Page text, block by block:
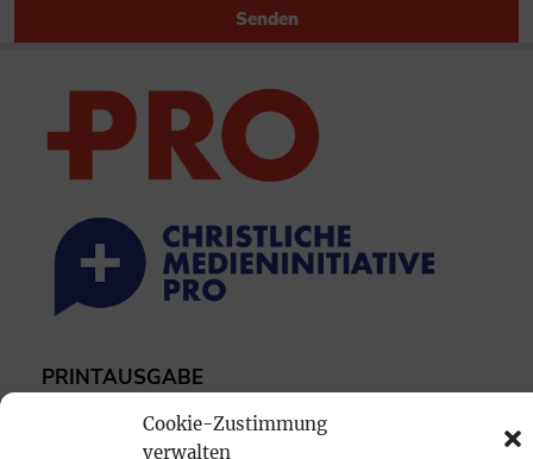
Cookie-Zustimmung
verwalten
Senden
PRINTAUSGABE
Mediadaten